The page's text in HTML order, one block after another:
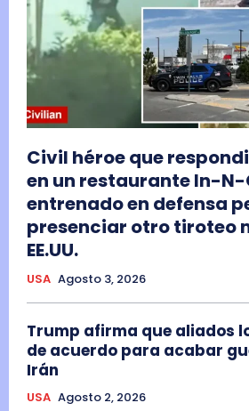
Civil héroe que
en un restaurante In-
entrenado en defensa
presenciar otro tiroteo
EE.UU.
USA Agosto 3, 2026
Trump afirma que aliados
de acuerdo para acabar
Irán
USA Agosto 2, 2026